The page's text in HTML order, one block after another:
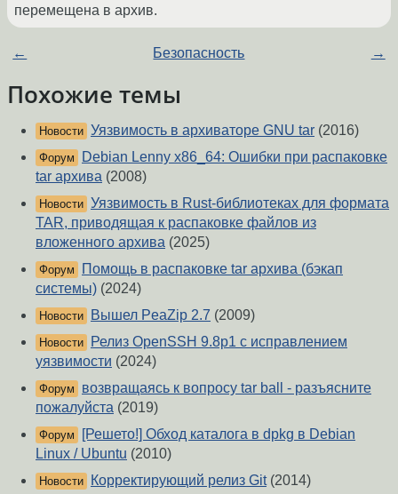
перемещена в архив.
← Безопасность →
Похожие темы
Новости Уязвимость в архиваторе GNU tar (2016)
Форум
Debian Lenny x86_64: Ошибки при распаковке
tar архива (2008)
Новости Уязвимость в Rust-библиотеках для формата
TAR, приводящая к распаковке файлов из
вложенного архива (2025)
Форум
Помощь в распаковке tar архива (бэкап
системы) (2024)
Новости Вышел PeaZip 2.7 (2009)
Новости
Релиз OpenSSH 9.8p1 с исправлением
уязвимости (2024)
Форум
возвращаясь к вопросу tar ball - разъясните
пожалуйста (2019)
Форум
[Решето!] Обход каталога в dpkg в Debian
Linux / Ubuntu (2010)
Новости Корректирующий релиз Git(2014)